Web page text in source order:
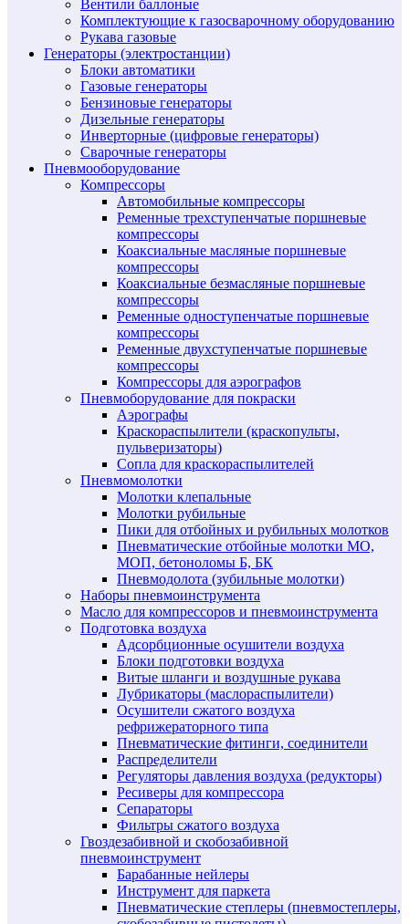
Вентили баллоные
Комплектующие к газосварочному оборудованию
Рукава газовые
Генераторы (электростанции)
Блоки автоматики
Газовые генераторы
Бензиновые генераторы
Дизельные генераторы
Инверторные (цифровые генераторы)
Сварочные генераторы
Пневмооборудование
Компрессоры
Автомобильные компрессоры
Ременные трехступенчатые поршневые
компрессоры
Коаксиальные масляные поршневые
компрессоры
Коаксиальные безмасляные поршневые
компрессоры
Ременные одноступенчатые поршневые
компрессоры
Ременные двухступенчатые поршневые
компрессоры
Компрессоры для аэрографов
Пневмоборудование для покраски
Аэрографы
Краскораспылители (краскопульты,
пульверизаторы)
Сопла для краскораспылителей
Пневмомолотки
Молотки клепальные
Молотки рубильные
Пики для отбойных и рубильных молотков
Пневматические отбойные молотки МО,
МОП, бетоноломы Б, БК
Пневмодолота (зубильные молотки)
Наборы пневмоинструмента
Масло для компрессоров и пневмоинструмента
Подготовка воздуха
Адсорбционные осушители воздуха
Блоки подготовки воздуха
Витые шланги и воздушные рукава
Лубрикаторы (маслораспылители)
Осушители сжатого воздуха
рефрижераторного типа
Пневматические фитинги, соединители
Распределители
Регуляторы давления воздуха (редукторы)
Ресиверы для компрессора
Сепараторы
Фильтры сжатого воздуха
Гвоздезабивной и скобозабивной
пневмоинструмент
Барабанные нейлеры
Инструмент для паркета
Пневматические степлеры (пневмостеплеры,